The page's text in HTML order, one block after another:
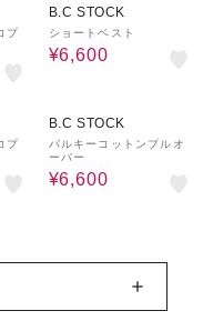
プ
B.C STOCK
ショートベスト
¥6,600
プ
B.C STOCK
バルキーコットンプルオ
ーバー
¥6,600